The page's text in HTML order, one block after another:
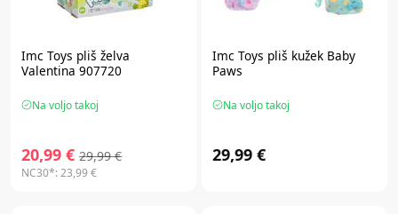
Imc Toys pliš želva
Valentina 907720
Na voljo takoj
20,99 € 29,99 €
NC30*:23,99 €
Imc Toys pliš kužek Baby
Paws
Na voljo takoj
29,99 €